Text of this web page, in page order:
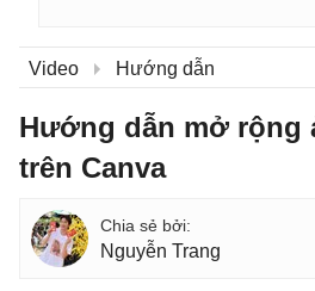
Video Hướng dẫn
Hướng dẫn mở rộng
trên Canva
Nguyễn Trang